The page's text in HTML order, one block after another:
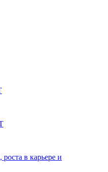
в карьере и